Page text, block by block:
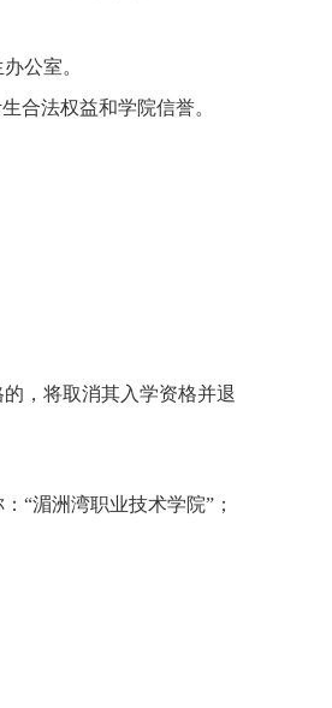
公室。
合法权益和学院信誉。
，将取消其入学资格并退
“湄洲湾职业技术学院” ；